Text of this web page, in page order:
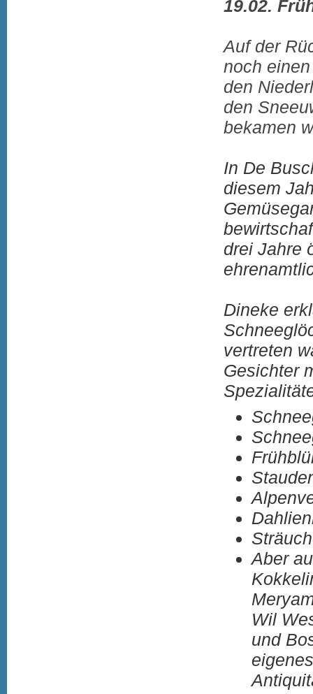
19.02.
Auf der
noch
den
den
bekamen
In De
diesem
drei Jahre
Dineke
vertreten
Gesichter
Aber
Wil
und